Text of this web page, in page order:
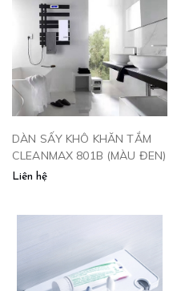
DÀN SẤY KHÔ KHĂN TẮM
CLEANMAX 801B (MÀU ĐEN)
Liên hệ